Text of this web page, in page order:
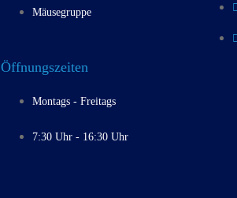
Mäusegruppe
Öffnungszeiten
Montags - Freitags
7:30 Uhr - 16:30 Uhr